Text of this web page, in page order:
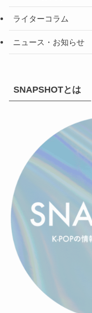
ライターコラム
ニュース・お知らせ
SNAPSHOTとは